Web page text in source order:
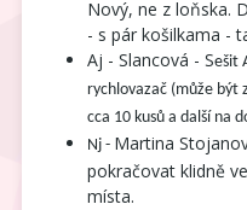
Nový, ne z loňska.
- s pár košilkama -
Aj - Slancová - Sešit
rychlovazač (může být
cca 10 kusů a další na
Nj - Martina
pokračovat klidně
místa.